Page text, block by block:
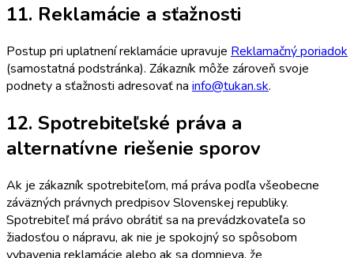
11. Reklamácie a sťažnosti
Postup pri uplatnení reklamácie upravuje Reklamačný poriadok
(samostatná podstránka). Zákazník môže zároveň svoje
podnety a sťažnosti adresovať na info@tukan.sk.
12. Spotrebiteľské práva a
alternatívne riešenie sporov
Ak je zákazník spotrebiteľom, má práva podľa všeobecne
záväzných právnych predpisov Slovenskej republiky.
Spotrebiteľ má právo obrátiť sa na prevádzkovateľa so
žiadosťou o nápravu, ak nie je spokojný so spôsobom